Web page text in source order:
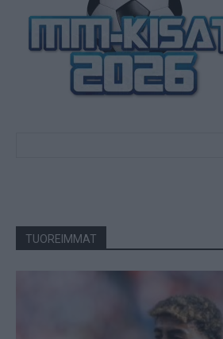
TUOREIMMAT